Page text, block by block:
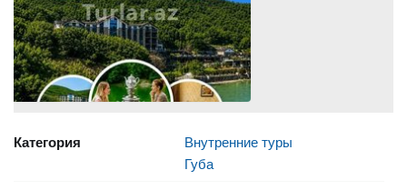
Категория
Внутренние туры
Губа